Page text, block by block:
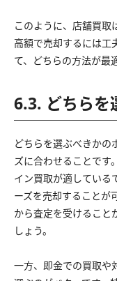
このように、店舗買取
高額で売却するには工
て、どちらの方法が最
6.3. どちらを
どちらを選ぶべきかの
ズに合わせることです
イン買取が適している
ーズを売却することが
から査定を受けること
しょう。
一方、即金での買取や